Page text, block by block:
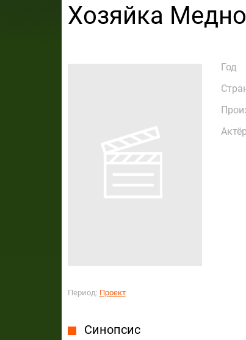
Хозяйка
Период: Проект
Год
Синопсис